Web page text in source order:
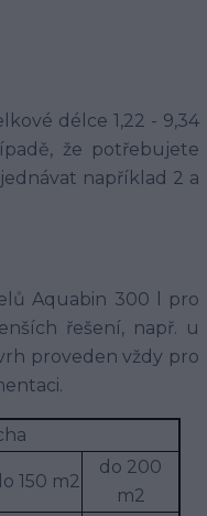
délce 1,22 - 9,34
že potřebujete
například 2 a
Aquabin 300 l pro
řešení, např. u
proveden vždy pro
150 m2
do 200
m2